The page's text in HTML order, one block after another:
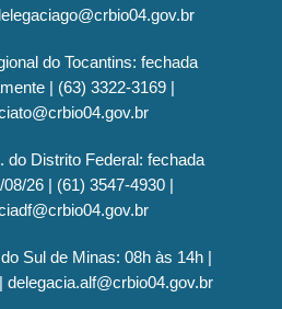
do Tocantins: fechada
| (63) 3322-3169 |
do Distrito Federal: fechada
26 | (61) 3547-4930 |
Sul de Minas: 08h às 14h |
delegacia.alf@crbio04.gov.br